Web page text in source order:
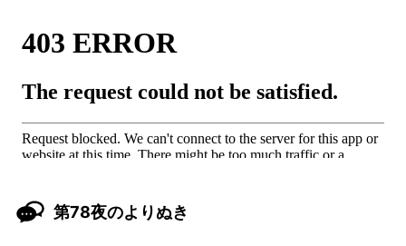
第78夜のよりぬき